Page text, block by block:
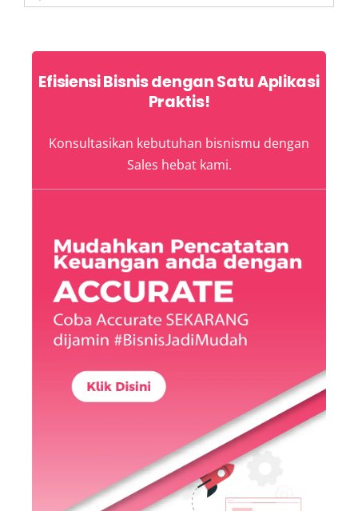
Efisiensi Bisnis dengan Satu Aplikasi
Praktis!
Konsultasikan kebutuhan bisnismu dengan
Sales hebat kami.